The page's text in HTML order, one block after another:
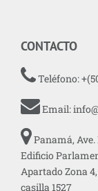
CONTACTO
Teléfono:
Email:
Panamá,
Edificio
Apartado Zona
casilla 1527